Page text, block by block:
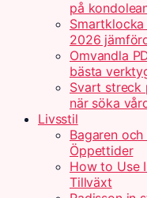
på
2026
Omvandla
bästa
Svart streck
när söka
Livsstil
Bagaren
Öppettider
How to Use
Tillväxt